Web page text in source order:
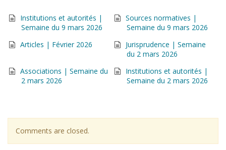
Institutions et autorités |
Semaine du 9 mars 2026
Sources normatives |
Semaine du 9 mars 2026
Articles | Février 2026
Jurisprudence | Semaine
du 2 mars 2026
Associations | Semaine du
2 mars 2026
Institutions et autorités |
Semaine du 2 mars 2026
Comments are closed.